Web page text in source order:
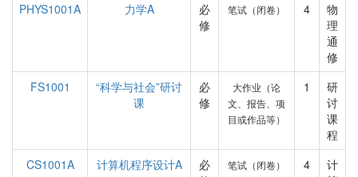
PHYS1001A
力学A
必
修
笔试（闭卷） 4
物
理
通
修
FS1001
“科学与社会”研讨
课
必
修
大作业（论
文、报告、项
目或作品等）
1
研
讨
课
程
CS1001A
计算机程序设计A
必
笔试（闭卷） 4
计